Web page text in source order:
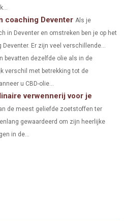
coaching Deventer Als je
in Deventer en omstreken ben je op het
Er zijn veel verschillende...
bevatten dezelfde olie als in de
verschil met betrekking tot de
u CBD-olie...
verwennerij voor je
de meest geliefde zoetstoffen ter
gewaardeerd om zijn heerlijke
in de...